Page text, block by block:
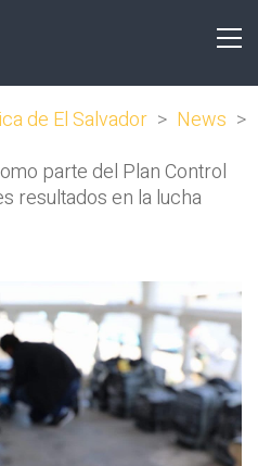
de El Salvador > News >
parte del Plan Control
resultados en la lucha